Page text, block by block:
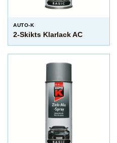
AUTO-K
2-Skikts Klarlack AC